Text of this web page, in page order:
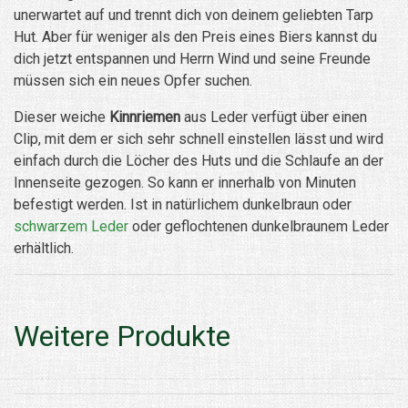
unerwartet auf und trennt dich von deinem geliebten Tarp
Hut. Aber für weniger als den Preis eines Biers kannst du
dich jetzt entspannen und Herrn Wind und seine Freunde
müssen sich ein neues Opfer suchen.
Dieser weiche Kinnriemen aus Leder verfügt über einen
Clip, mit dem er sich sehr schnell einstellen lässt und wird
einfach durch die Löcher des Huts und die Schlaufe an der
Innenseite gezogen. So kann er innerhalb von Minuten
befestigt werden. Ist in natürlichem dunkelbraun oder
schwarzem Leder oder geflochtenen dunkelbraunem Leder
erhältlich.
Weitere Produkte